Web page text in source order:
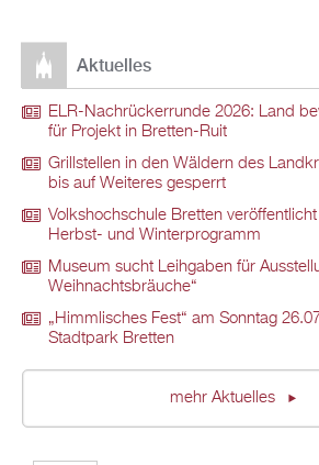
Aktuelles
ELR-Nachrückerrunde 2026: Land
für Projekt in Bretten-Ruit
Grillstellen in den Wäldern des
bis auf Weiteres gesperrt
Volkshochschule Bretten
Herbst- und Winterprogramm
Museum sucht Leihgaben für
Weihnachtsbräuche“
„Himmlisches Fest“ am Sonntag
Stadtpark Bretten
mehr Aktuelles